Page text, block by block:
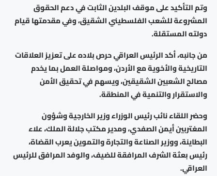
وتم التأكيد على موقف البلدين الثابت في دعم الحقوق
المشروعة للشعب الفلسطيني الشقيق، وفي مقدمتها قيام
دولته المستقلة.
من جانبه، أكد الرئيس العراقي حرص بلاده على تعزيز العلاقات
التاريخية والأخوية مع الأردن، ومواصلة العمل بما يخدم
مصالح الشعبين الشقيقين، ويسهم في تحقيق الأمن
والاستقرار والتنمية في المنطقة.
وحضر اللقاء نائب رئيس الوزراء وزير الخارجية وشؤون
المغتربين أيمن الصفدي، ومدير مكتب جلالة الملك، علاء
البطاينة، ووزير الصناعة والتجارة والتموين يعرب القضاة،
رئيس بعثة الشرف المرافقة للضيف، والوفد المرافق للرئيس
العراقي.